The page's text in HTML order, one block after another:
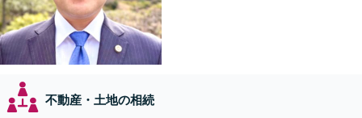
不動産・土地の相続